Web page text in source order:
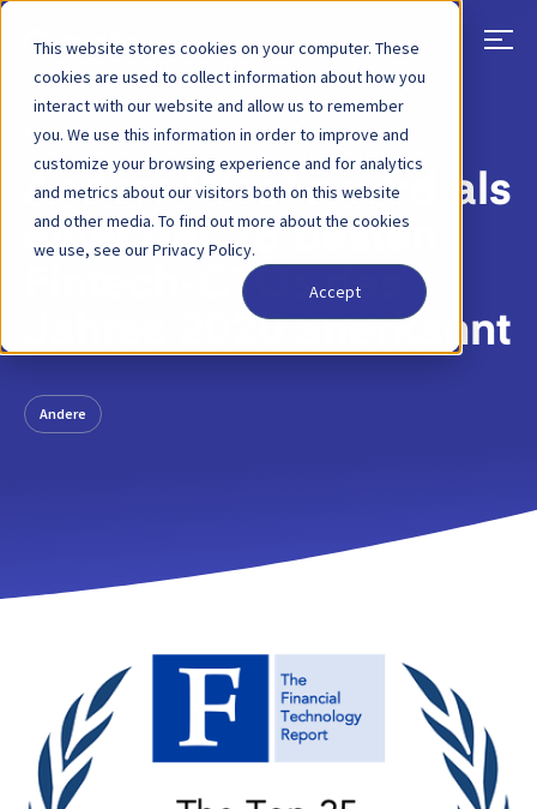
This website stores cookies on your computer. These
cookies are used to collect information about how you
interact with our website and allow us to remember
you. We use this information in order to improve and
customize your browsing experience and for analytics
and metrics about our visitors both on this website
and other media. To find out more about the cookies
we use, see our Privacy Policy.
Accept
ZURÜCK BLOG-BEITRAG 30 JUL, 2020
Anders Wasén wird als
einer der 25 besten
Fintech-CTOs des
Jahres 2020 anerkannt
Andere